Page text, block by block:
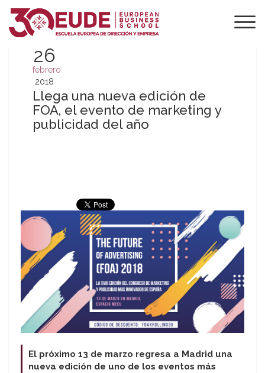
26
febrero
2018
Llega una nueva edición de
FOA, el evento de marketing y
publicidad del año
El próximo 13 de marzo regresa a Madrid una
nueva edición de uno de los eventos más